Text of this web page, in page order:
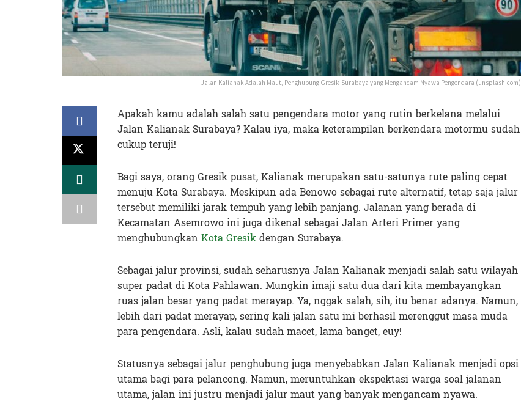
Jalan Kalianak Adalah Maut, Penghubung Gresik-Surabaya yang Mengancam Nyawa Pengendara (unsplash.com)
Apakah kamu adalah salah satu pengendara motor yang rutin berkelana melalui
Jalan Kalianak Surabaya? Kalau iya, maka keterampilan berkendara motormu sudah
cukup teruji!
Bagi saya, orang Gresik pusat, Kalianak merupakan satu-satunya rute paling cepat
menuju Kota Surabaya. Meskipun ada Benowo sebagai rute alternatif, tetap saja jalur
tersebut memiliki jarak tempuh yang lebih panjang. Jalanan yang berada di
Kecamatan Asemrowo ini juga dikenal sebagai Jalan Arteri Primer yang
menghubungkan Kota Gresikdengan Surabaya.
Sebagai jalur provinsi, sudah seharusnya Jalan Kalianak menjadi salah satu wilayah
super padat di Kota Pahlawan. Mungkin imaji satu dua dari kita membayangkan
ruas jalan besar yang padat merayap. Ya, nggak salah, sih, itu benar adanya. Namun,
lebih dari padat merayap, sering kali jalan satu ini berhasil merenggut masa muda
para pengendara. Asli, kalau sudah macet, lama banget, euy!
Statusnya sebagai jalur penghubung juga menyebabkan Jalan Kalianak menjadi opsi
utama bagi para pelancong. Namun, meruntuhkan ekspektasi warga soal jalanan
utama, jalan ini justru menjadi jalur maut yang banyak mengancam nyawa.